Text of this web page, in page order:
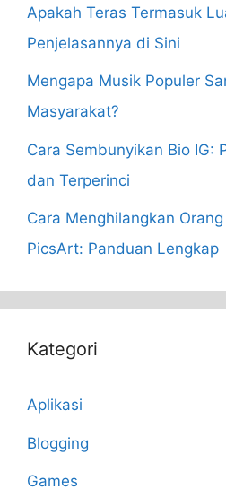
Apakah Teras Termasuk
Penjelasannya di Sini
Mengapa Musik Populer
Masyarakat?
Cara Sembunyikan Bio IG:
dan Terperinci
Cara Menghilangkan
PicsArt: Panduan Lengkap
Kategori
Aplikasi
Blogging
Games